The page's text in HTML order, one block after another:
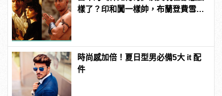
樣了？印和闐一樣帥，布蘭登費雪大
時尚感加倍！夏日型男必備5大 it 配
件